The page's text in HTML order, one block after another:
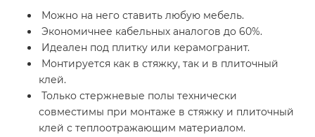
Можно на него ставить любую мебель.
Экономичнее кабельных аналогов до 60%.
Идеален под плитку или керамогранит.
Монтируется как в стяжку, так и в плиточный
клей.
Только стержневые полы технически
совместимы при монтаже в стяжку и плиточный
клей с теплоотражающим материалом.